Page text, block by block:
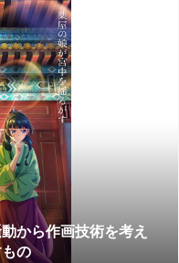
から作画技術を考え
の